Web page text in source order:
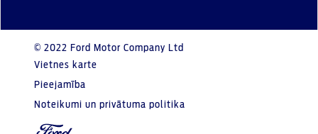
© 2022 Ford Motor Company Ltd
Vietnes karte
Pieejamība
Noteikumi un privātuma politika